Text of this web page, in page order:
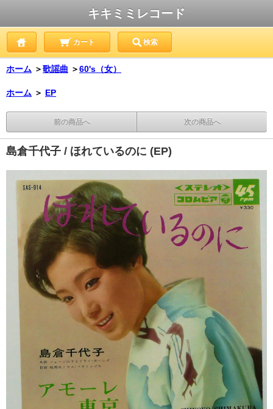
キキミミレコード
カート 検索
ホーム ＞歌謡曲 ＞60's（女）
ホーム ＞ EP
前の商品へ 次の商品へ
島倉千代子 / ほれているのに (EP)